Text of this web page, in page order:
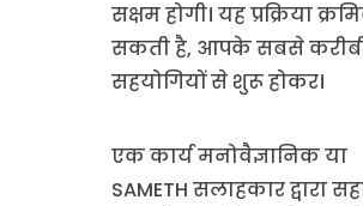
सक्षम होगी। यह प्रक्रिया
सकती है, आपके सबसे
सहयोगियों से शुरू होकर।
एक कार्य मनोवैज्ञानिक या
SAMETH सलाहकार द्वारा